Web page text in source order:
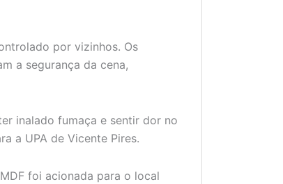
por vizinhos. Os
a segurança da cena,
inalado fumaça e sentir dor no
a UPA de Vicente Pires.
foi acionada para o local